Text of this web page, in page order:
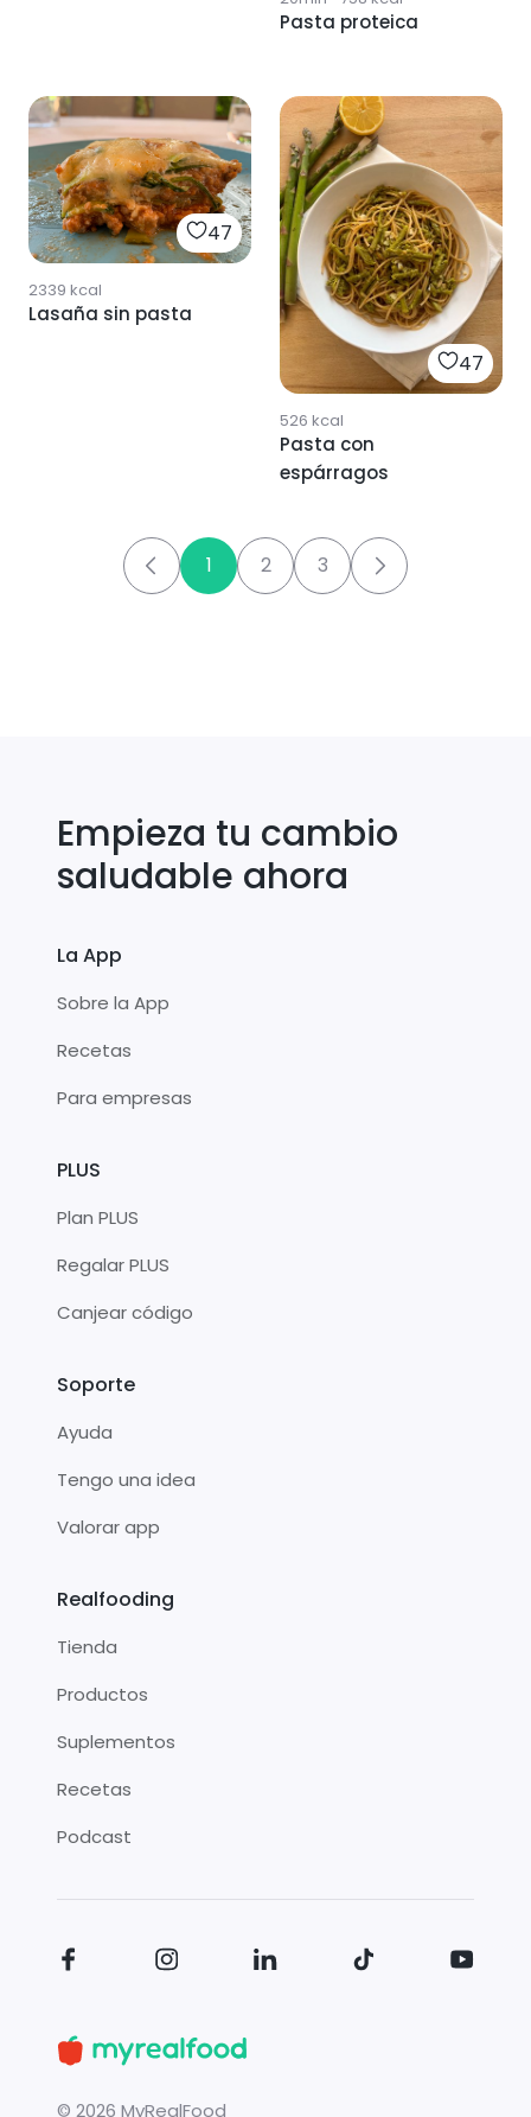
Pasta proteica
47
2339 kcal
Lasaña sin pasta
47
526 kcal
Pasta con
espárragos
1 2 3
Empieza tu cambio
saludable ahora
La App
Sobre la App
Recetas
Para empresas
PLUS
Plan PLUS
Regalar PLUS
Canjear código
Soporte
Ayuda
Tengo una idea
Valorar app
Realfooding
Tienda
Productos
Suplementos
Recetas
Podcast
© 2026 MyRealFood